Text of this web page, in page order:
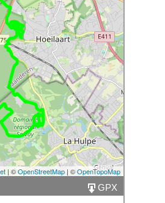
| ©OpenStreetMap | ©OpenTopoMap
GPX